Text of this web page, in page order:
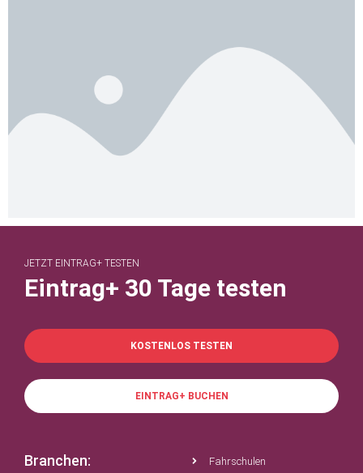
JETZT EINTRAG+ TESTEN
Eintrag+ 30 Tage testen
KOSTENLOS TESTEN
EINTRAG+ BUCHEN
Branchen:
Fahrschulen